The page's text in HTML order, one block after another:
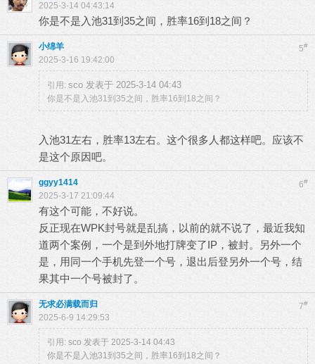
2025-3-14 04:43:14
你是不是入池31到35之间，胜率16到18之间？
5#
小绵羊
2025-3-16 19:42:00
引用: sco 发表于 2025-3-14 04:43
你是不是入池31到35之间，胜率16到18之间？
入池31左右，胜率13左右。这个很多人都这样吧。应该不
是这个原因吧。
6#
ggyy1414
2025-3-17 21:09:44
有这个可能，不好说。
反正现在WPK封号就是乱搞，以前的就不说了，最近我知
道两个案例，一个是到外地打牌变了IP，被封。另外一个
是，用同一个手机先登一个号，退出后登另外一个号，结
果其中一个号被封了。
7#
无求必满载而归
2025-6-9 14:29:53
引用: sco 发表于 2025-3-14 04:43
你是不是入池31到35之间，胜率16到18之间？